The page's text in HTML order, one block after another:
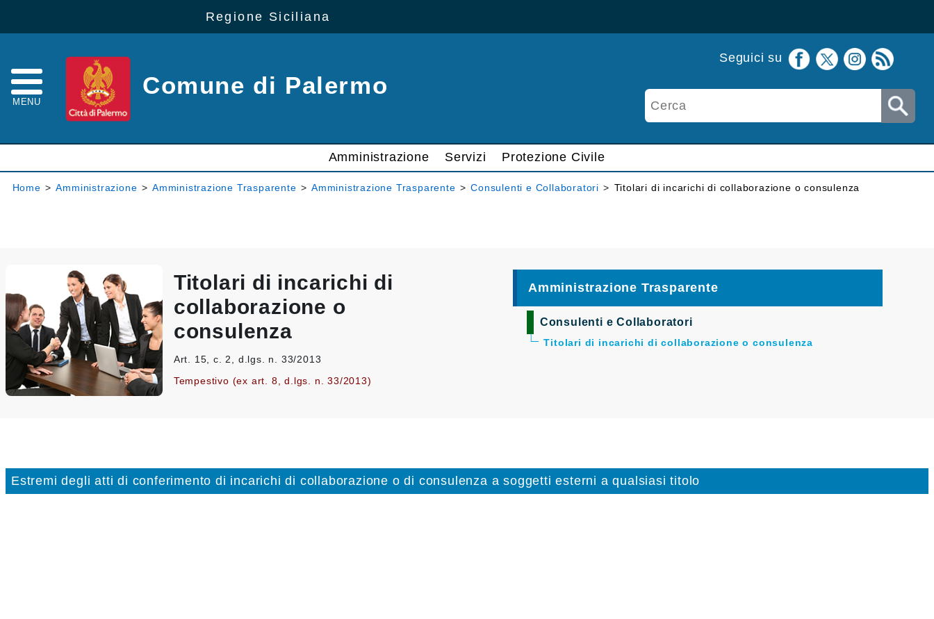
Regione Siciliana
MENU
Comune di Palermo
Seguici su
Amministrazione Servizi Protezione Civile
Home > Amministrazione > Amministrazione Trasparente > Amministrazione Trasparente > Consulenti e Collaboratori > Titolari di incarichi di collaborazione o consulenza
Titolari di incarichi di
collaborazione o
consulenza
Art. 15, c. 2, d.lgs. n. 33/2013
Tempestivo (ex art. 8, d.lgs. n. 33/2013)
Amministrazione Trasparente
Consulenti e Collaboratori
Titolari di incarichi di collaborazione o consulenza
Estremi degli atti di conferimento di incarichi di collaborazione o di consulenza a soggetti esterni a qualsiasi titolo